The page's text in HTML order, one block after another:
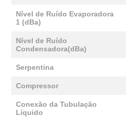
Nível de Ruído Evaporadora
1 (dBa)
Nível de Ruído
Condensadora(dBa)
Serpentina
Compressor
Conexão da Tubulação
Líquido